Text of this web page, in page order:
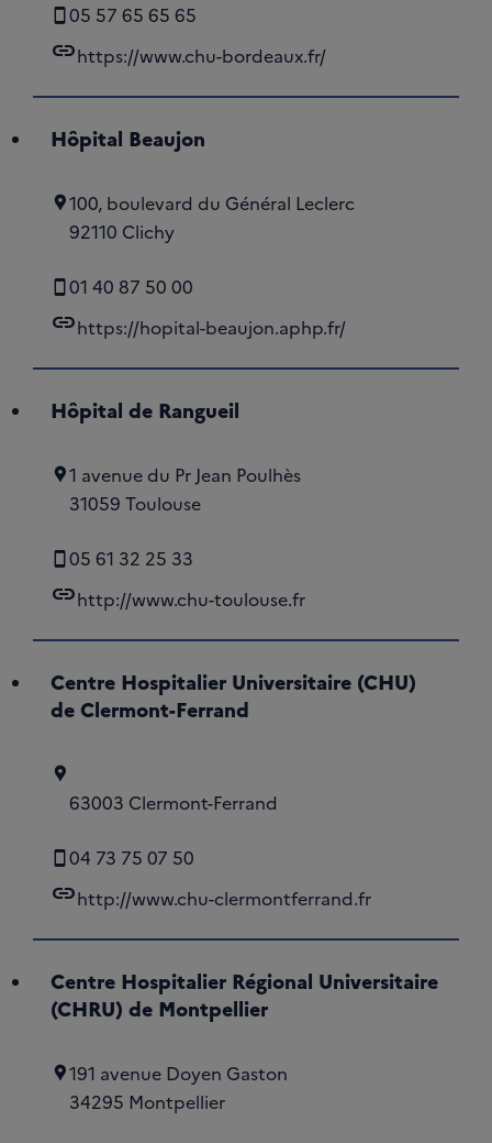
05 57 65 65 65
linkhttps://www.chu-bordeaux.fr/
Hôpital Beaujon
100, boulevard du Général Leclerc
92110 Clichy
01 40 87 50 00
linkhttps://hopital-beaujon.aphp.fr/
Hôpital de Rangueil
1 avenue du Pr Jean Poulhès
31059 Toulouse
05 61 32 25 33
linkhttp://www.chu-toulouse.fr
Centre Hospitalier Universitaire (CHU)
de Clermont-Ferrand
63003 Clermont-Ferrand
04 73 75 07 50
linkhttp://www.chu-clermontferrand.fr
Centre Hospitalier Régional Universitaire
(CHRU) de Montpellier
191 avenue Doyen Gaston
34295 Montpellier